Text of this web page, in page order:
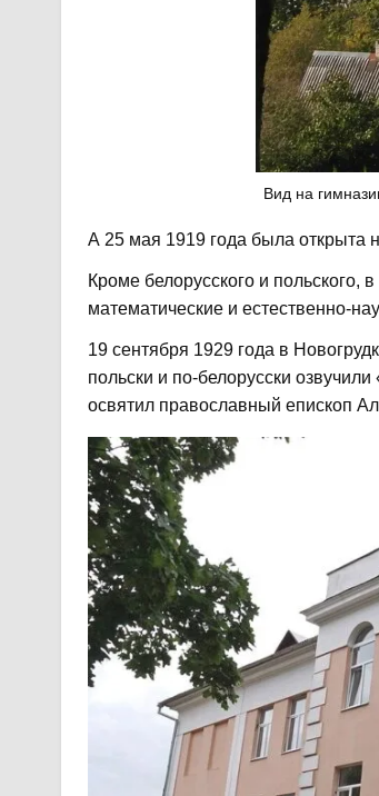
Вид на
А 25 мая 1919 года была открыта
Кроме белорусского и польского,
математические и естественно-
19 сентября 1929 года в
польски и по-белорусски
освятил православный епископ